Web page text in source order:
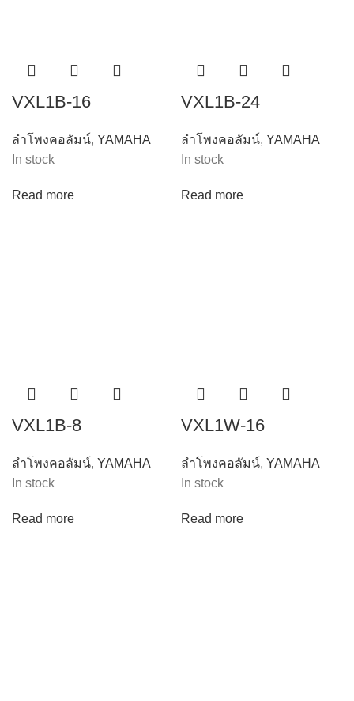
VXL1B-16
ลำโพงคอลัมน์, YAMAHA
In stock
Read more
VXL1B-24
ลำโพงคอลัมน์, YAMAHA
In stock
Read more
VXL1B-8
ลำโพงคอลัมน์, YAMAHA
In stock
Read more
VXL1W-16
ลำโพงคอลัมน์, YAMAHA
In stock
Read more